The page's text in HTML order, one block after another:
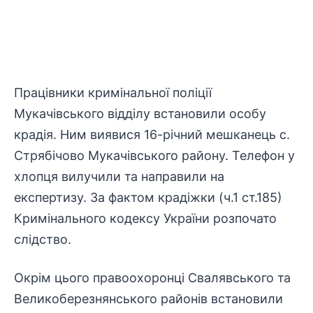
Працівники кримінальної поліції
Мукачівського відділу встановили особу
крадія. Ним виявися 16-річний мешканець с.
Стрябічово Мукачівського району. Телефон у
хлопця вилучили та направили на
експертизу. За фактом крадіжки (ч.1 ст.185)
Кримінального кодексу України розпочато
слідство.
Окрім цього правоохоронці Свалявського та
Великоберезнянського районів встановили